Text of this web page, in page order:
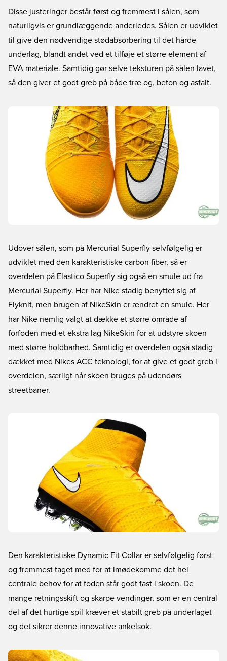
Disse justeringer består først og fremmest i sålen, som
naturligvis er grundlæggende anderledes. Sålen er udviklet
til give den nødvendige stødabsorbering til det hårde
underlag, blandt andet ved et tilføje et større element af
EVA materiale. Samtidig gør selve teksturen på sålen lavet,
så den giver et godt greb på både træ og, beton og asfalt.
Udover sålen, som på Mercurial Superfly selvfølgelig er
udviklet med den karakteristiske carbon fiber, så er
overdelen på Elastico Superfly sig også en smule ud fra
Mercurial Superfly. Her har Nike stadig benyttet sig af
Flyknit, men brugen af NikeSkin er ændret en smule. Her
har Nike nemlig valgt at dække et større område af
forfoden med et ekstra lag NikeSkin for at udstyre skoen
med større holdbarhed. Samtidig er overdelen også stadig
dækket med Nikes ACC teknologi, for at give et godt greb i
overdelen, særligt når skoen bruges på udendørs
streetbaner.
Den karakteristiske Dynamic Fit Collar er selvfølgelig først
og fremmest taget med for at imødekomme det hel
centrale behov for at foden står godt fast i skoen. De
mange retningsskift og skarpe vendinger, som er en central
del af det hurtige spil kræver et stabilt greb på underlaget
og det sikrer denne innovative ankelsok.